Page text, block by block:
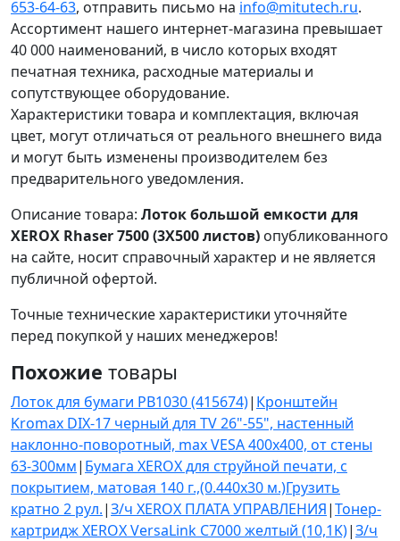
653-64-63, отправить письмо на info@mitutech.ru.
Ассортимент нашего интернет-магазина превышает
40 000 наименований, в число которых входят
печатная техника, расходные материалы и
сопутствующее оборудование.
Характеристики товара и комплектация, включая
цвет, могут отличаться от реального внешнего вида
и могут быть изменены производителем без
предварительного уведомления.
Описание товара: Лоток большой емкости для
XEROX Rhaser 7500 (3Х500 листов) опубликованного
на сайте, носит справочный характер и не является
публичной офертой.
Точные технические характеристики уточняйте
перед покупкой у наших менеджеров!
Похожие товары
Лоток для бумаги PB1030 (415674)| Кронштейн
Kromax DIX-17 черный для TV 26"-55", настенный
наклонно-поворотный, max VESA 400x400, от стены
63-300мм| Бумага XEROX для струйной печати, с
покрытием, матовая 140 г.,(0.440х30 м.)Грузить
кратно 2 рул.|З/ч XEROX ПЛАТА УПРАВЛЕНИЯ|Тонер-
картридж XEROX VersaLink C7000 желтый (10,1K)|З/ч